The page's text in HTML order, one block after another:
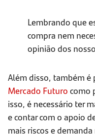
Lembrando que
compra nem
opinião dos
Além disso, também é
Mercado Futuro como
isso, é necessário ter
e contar com o apoio
mais riscos e